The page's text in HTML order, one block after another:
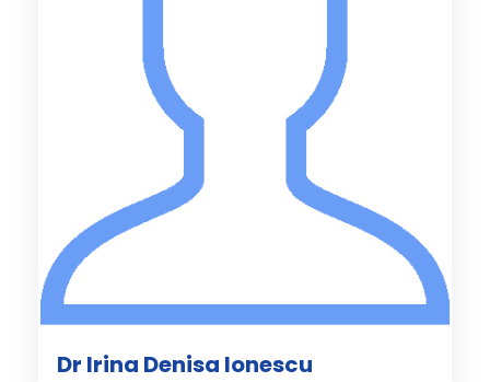
Dr Irina Denisa Ionescu